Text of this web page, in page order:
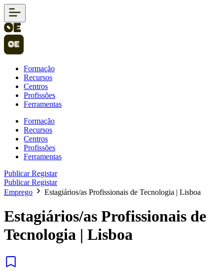
Formação
Recursos
Centros
Profissões
Ferramentas
Formação
Recursos
Centros
Profissões
Ferramentas
PublicarRegistar
PublicarRegistar
Emprego
Estagiários/as Profissionais de Tecnologia | Lisboa
Estagiários/as Profissionais de
Tecnologia | Lisboa